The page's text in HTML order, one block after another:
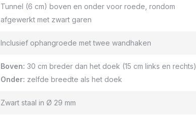
Tunnel (6 cm) boven en onder voor roede, rondom
afgewerkt met zwart garen
Inclusief ophangroede met twee wandhaken
Boven: 30 cm breder dan het doek (15 cm links en rechts)
Onder: zelfde breedte als het doek
Zwart staal in Ø 29 mm